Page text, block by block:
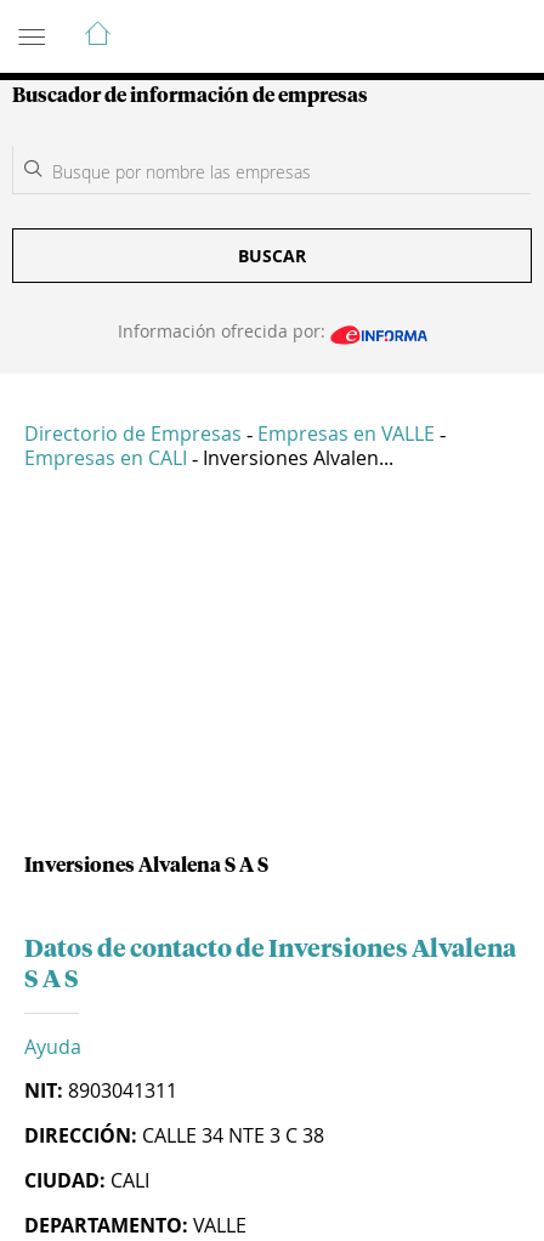
Guía de Empresas Colombianas
Buscador de información de empresas
BUSCAR
Información ofrecida por:
Directorio de Empresas - Empresas en VALLE -
Empresas en CALI - Inversiones Alvalen...
Inversiones Alvalena S A S
Datos de contacto de Inversiones Alvalena
S A S
Ayuda
NIT: 8903041311
DIRECCIÓN: CALLE 34 NTE 3 C 38
CIUDAD: CALI
DEPARTAMENTO: VALLE